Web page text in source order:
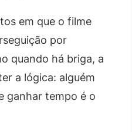
em que o filme
por
quando há briga, a
a lógica: alguém
ganhar tempo é o